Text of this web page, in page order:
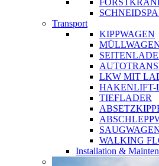
Transport
KIPPWAGEN
LKW MIT
HAKENLIFT-
TIEFLADER
WALKING
Installation &